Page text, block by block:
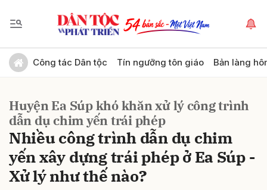
Công tác Dân tộc Tín ngưỡng tôn giáo Bản làng
Huyện Ea Súp khó khăn xử lý công trình
dẫn dụ chim yến trái phép
Nhiều công trình dẫn dụ chim
yến xây dựng trái phép ở Ea Súp -
Xử lý như thế nào?
Gửi bình luận